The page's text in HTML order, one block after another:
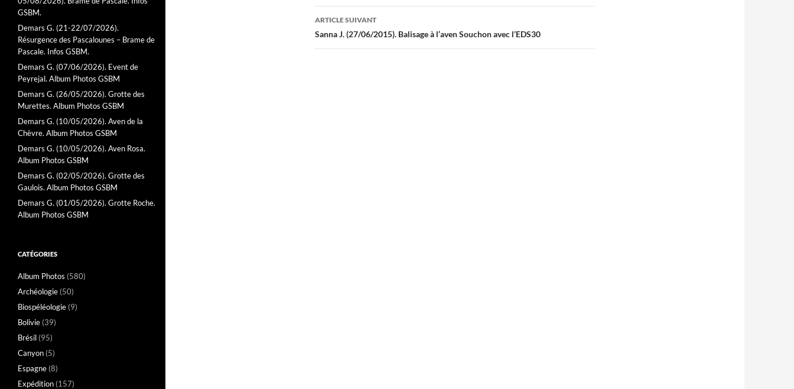
articles
ARTICLE SUIVANT
Sanna J. (27/06/2015). Balisage à l’aven Souchon avec l’EDS30
GSBM.
Demars G. (21-22/07/2026).
Résurgence des Pascalounes – Brame de
Pascale. Infos GSBM.
Demars G. (07/06/2026). Event de
Peyrejal. Album Photos GSBM
Demars G. (26/05/2026). Grotte des
Murettes. Album Photos GSBM
Demars G. (10/05/2026). Aven de la
Chèvre. Album Photos GSBM
Demars G. (10/05/2026). Aven Rosa.
Album Photos GSBM
Demars G. (02/05/2026). Grotte des
Gaulois. Album Photos GSBM
Demars G. (01/05/2026). Grotte Roche.
Album Photos GSBM
CATÉGORIES
Album Photos (580)
Archéologie (50)
Biospéléologie (9)
Bolivie (39)
Brésil (95)
Canyon (5)
Espagne (8)
Expédition (157)